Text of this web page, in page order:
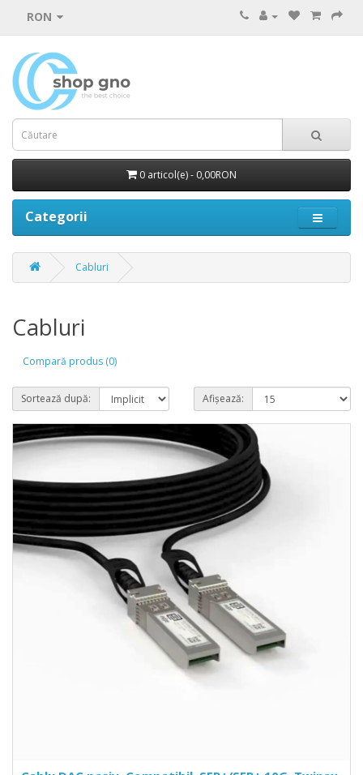
RON
0 articol(e) - 0,00RON
Categorii
Cabluri
Cabluri
Compară produs (0)
Sortează după: Afișează: